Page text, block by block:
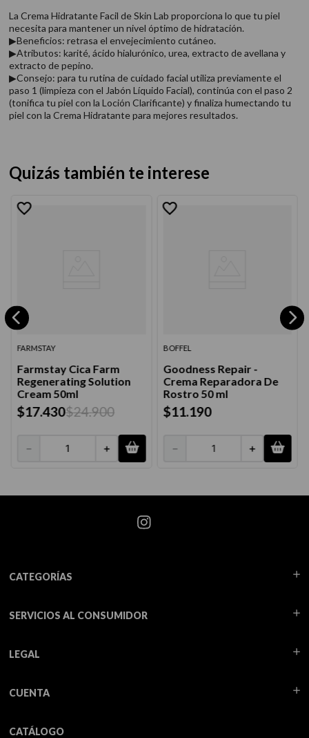
La Crema Hidratante Facil de Skin Lab proporciona lo que tu piel
necesita para mantener un nivel óptimo de hidratación.
▶Beneficios: retrasa el envejecimiento cutáneo.
▶Atributos: karité, ácido hialurónico, urea, extracto de avellana y
extracto de pepino.
▶Consejo: para tu rutina de cuidado facial utiliza previamente el
paso 1 (limpieza con el Jabón Líquido Facial), continúa con el paso 2
(tonifica tu piel con la Loción Clarificante) y finaliza humectando tu
piel con la Crema Hidratante para mejores resultados.
Quizás también te interese
FARMSTAY
Farmstay Cica Farm
Regenerating Solution
Cream 50ml
$17.430$24.900
＋
－
BOFFEL
Goodness Repair -
Crema Reparadora De
Rostro 50 ml
$11.190
＋
－
CATEGORÍAS
SERVICIOS AL CONSUMIDOR
LEGAL
CUENTA
CATÁLOGO